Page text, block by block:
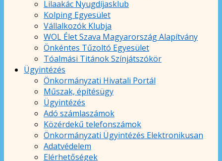
Lilaakác Nyugdíjasklub
Kolping Egyesület
Vállalkozók Klubja
WOL Élet Szava Magyarország Alapítvány
Önkéntes Tűzoltó Egyesület
Tóalmási Titánok Színjátszókör
Ügyintézés
Önkormányzati Hivatali Portál
Műszak, építésügy
Ügyintézés
Adó számlaszámok
Közérdekű telefonszámok
Önkormányzati Ügyintézés Elektronikusan
Adatvédelem
Elérhetőségek